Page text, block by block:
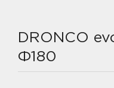
DRONCO
Φ180